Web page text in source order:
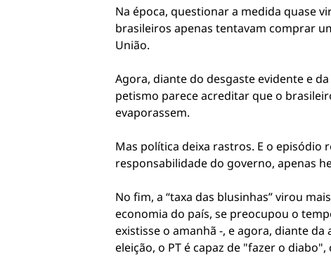
Na época, questionar a medida quase
brasileiros apenas tentavam comprar
União.
Agora, diante do desgaste evidente e
petismo parece acreditar que o
evaporassem.
Mas política deixa rastros. E o episódio
responsabilidade do governo, apenas
No fim, a “taxa das blusinhas” virou
economia do país, se preocupou o
existisse o amanhã -, e agora, diante
eleição, o PT é capaz de "fazer o